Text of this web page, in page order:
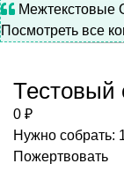
Межтекстовые
Посмотреть все
Тестовый
0 ₽
Нужно собрать:
Пожертвовать